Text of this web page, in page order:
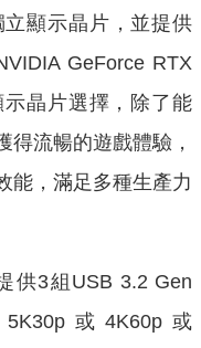
顯示晶片，並提供
GeForce RTX
晶片選擇，除了能
得流暢的遊戲體驗，
能，滿足多種生產力
供3組USB 3.2 Gen
或4K60p或